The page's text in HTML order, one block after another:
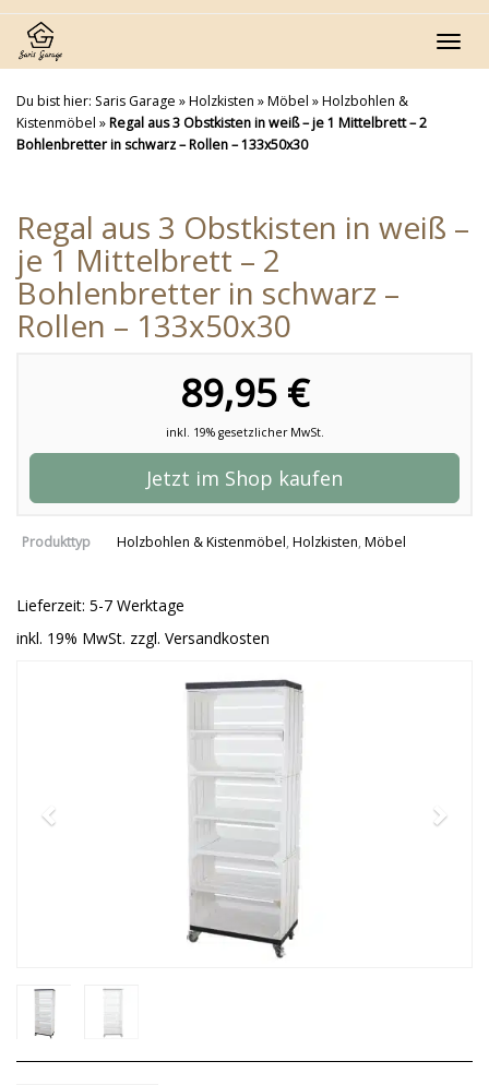
Skip
main
content
Du bist hier: Saris Garage »Holzkisten »Möbel »Holzbohlen &
Kistenmöbel »Regal aus 3 Obstkisten in weiß – je 1 Mittelbrett – 2
Bohlenbretter in schwarz – Rollen – 133x50x30
Regal aus 3 Obstkisten in weiß –
je 1 Mittelbrett – 2
Bohlenbretter in schwarz –
Rollen – 133x50x30
89,95 €
inkl. 19% gesetzlicher MwSt.
Jetzt im Shop kaufen
Produkttyp Holzbohlen & Kistenmöbel, Holzkisten, Möbel
Lieferzeit: 5-7 Werktage
inkl. 19% MwSt. zzgl. Versandkosten